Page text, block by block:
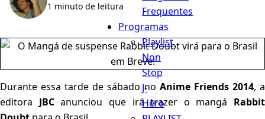
Frequentes
Programas
Playlist
Non
Stop
J-
Hero
1 minuto de leitura
Durante essa tarde de sábado no Anime Friends 2014, a
editora JBCanunciou que irá trazer o mangá Rabbit